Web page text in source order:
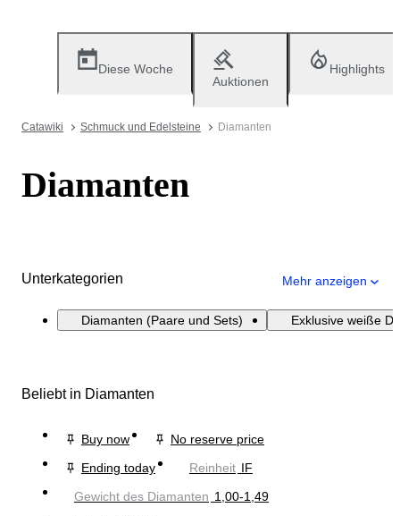
Diese Woche
Auktionen
Highlights
Catawiki Schmuck und Edelsteine Diamanten
Diamanten
Unterkategorien Mehr anzeigen
Diamanten (Paare und Sets) Exklusive weiße
Beliebt in Diamanten
Buy now
No reserve price
Ending today
Reinheit IF
Gewicht des Diamanten 1,00-1,49